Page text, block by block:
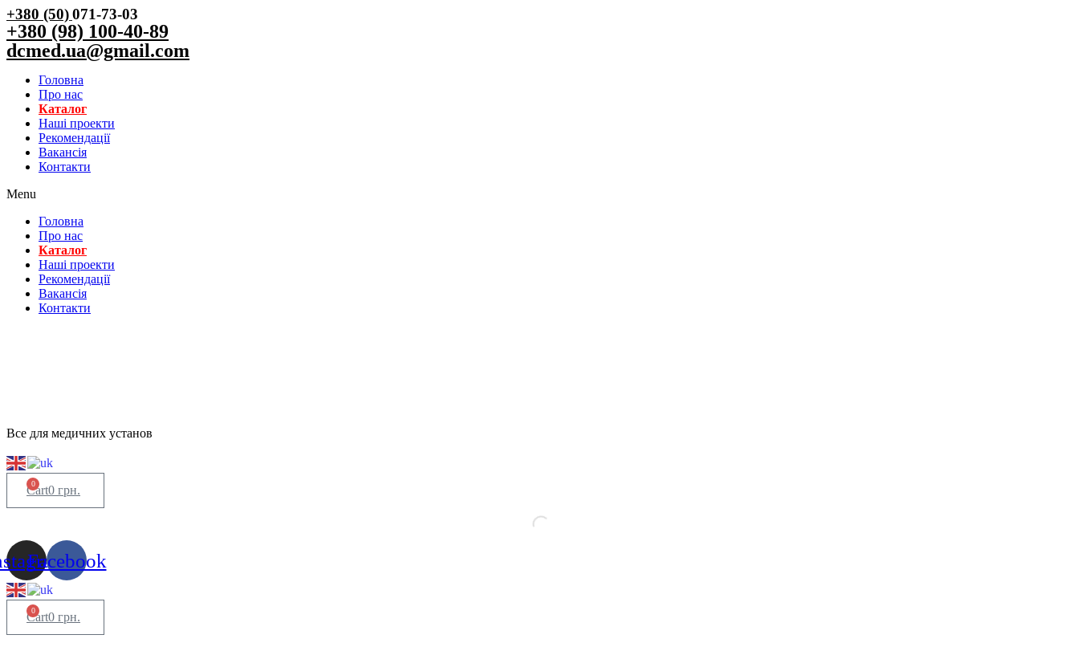
+380 (50)071-73-03
+380 (98) 100-40-89
dcmed.ua@gmail.com
Головна
Про нас
Каталог
Нашi проекти
Рекомендації
Вакансiя
Контакти
Menu
Головна
Про нас
Каталог
Нашi проекти
Рекомендації
Вакансiя
Контакти
Все для медичних установ
0 грн.
0
Cart
Facebook
0 грн.
0
Cart